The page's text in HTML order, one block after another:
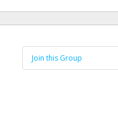
Join this Group